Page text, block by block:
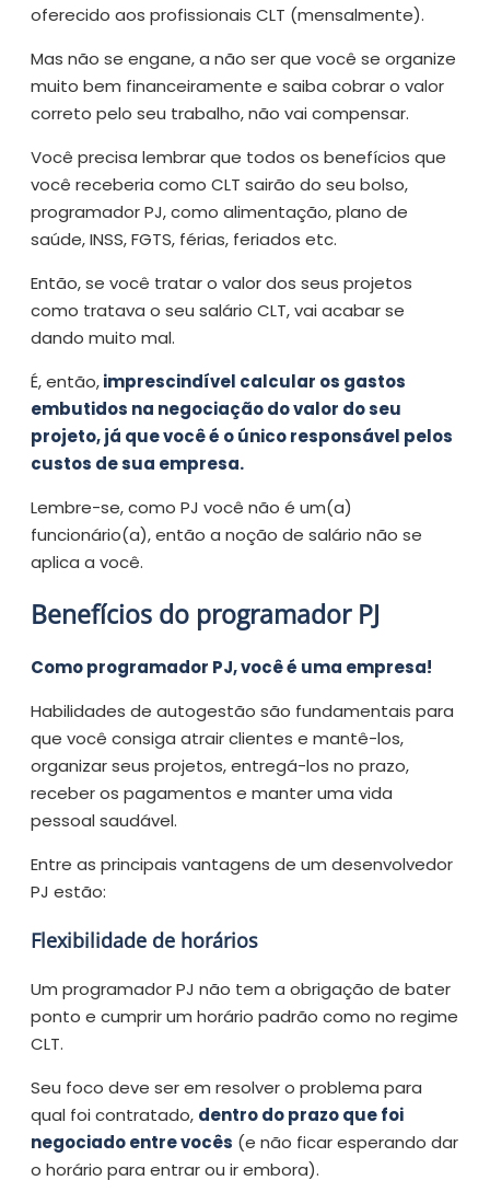
oferecido aos profissionais CLT (mensalmente).
Mas não se engane, a não ser que você se organize
muito bem financeiramente e saiba cobrar o valor
correto pelo seu trabalho, não vai compensar.
Você precisa lembrar que todos os benefícios que
você receberia como CLT sairão do seu bolso,
programador PJ, como alimentação, plano de
saúde, INSS, FGTS, férias, feriados etc.
Então, se você tratar o valor dos seus projetos
como tratava o seu salário CLT, vai acabar se
dando muito mal.
É, então,imprescindível calcular os gastos
embutidos na negociação do valor do seu
projeto, já que você é o único responsável pelos
custos de sua empresa.
Lembre-se, como PJ você não é um(a)
funcionário(a), então a noção de salário não se
aplica a você.
Benefícios do programador PJ
Como programador PJ, você é uma empresa!
Habilidades de autogestão são fundamentais para
que você consiga atrair clientes e mantê-los,
organizar seus projetos, entregá-los no prazo,
receber os pagamentos e manter uma vida
pessoal saudável.
Entre as principais vantagens de um desenvolvedor
PJ estão:
Flexibilidade de horários
Um programador PJ não tem a obrigação de bater
ponto e cumprir um horário padrão como no regime
CLT.
Seu foco deve ser em resolver o problema para
qual foi contratado, dentro do prazo que foi
negociado entre vocês (e não ficar esperando dar
o horário para entrar ou ir embora).